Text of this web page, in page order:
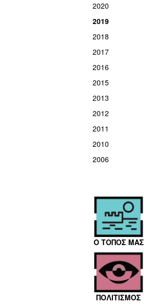
2020
2019
2018
2017
2016
2015
2013
2012
2011
2010
2006
Ο ΤΟΠΟΣ ΜΑΣ
ΠΟΛΙΤΙΣΜΟΣ